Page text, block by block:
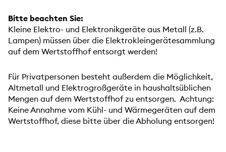
Bitte beachten Sie:
Kleine Elektro- und Elektronikgeräte aus Metall (z.B.
Lampen) müssen über die Elektrokleingerätesammlung
auf dem Wertstoffhof entsorgt werden!
Für Privatpersonen besteht außerdem die Möglichkeit,
Altmetall und Elektrogroßgeräte in haushaltsüblichen
Mengen auf dem Wertstoffhof zu entsorgen. Achtung:
Keine Annahme vom Kühl- und Wärmegeräten auf dem
Wertstoffhof, diese bitte über die Abholung entsorgen!